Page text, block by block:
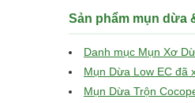
Sản phẩm mụn dừa
Danh mục Mụn Xơ
Mụn Dừa Low EC đã
Mụn Dừa Trộn